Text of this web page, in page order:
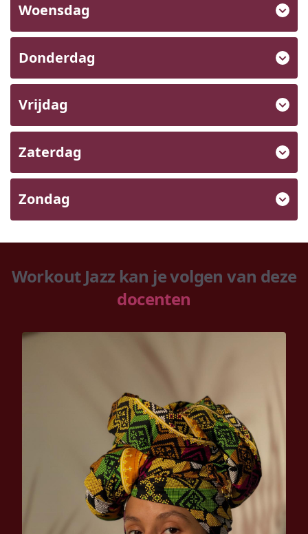
Woensdag
Donderdag
Vrijdag
Zaterdag
Zondag
Workout Jazz kan je volgen van deze
docenten